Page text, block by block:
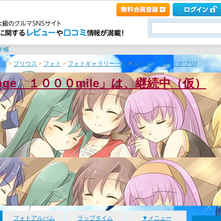
> プリウス > フォト > フォトギャラリー一覧 > 撮り直し…💦 [ミクプリ]
１０００mile」は、継続中（仮）
フォトアルバム ラップタイム ▼メニュー